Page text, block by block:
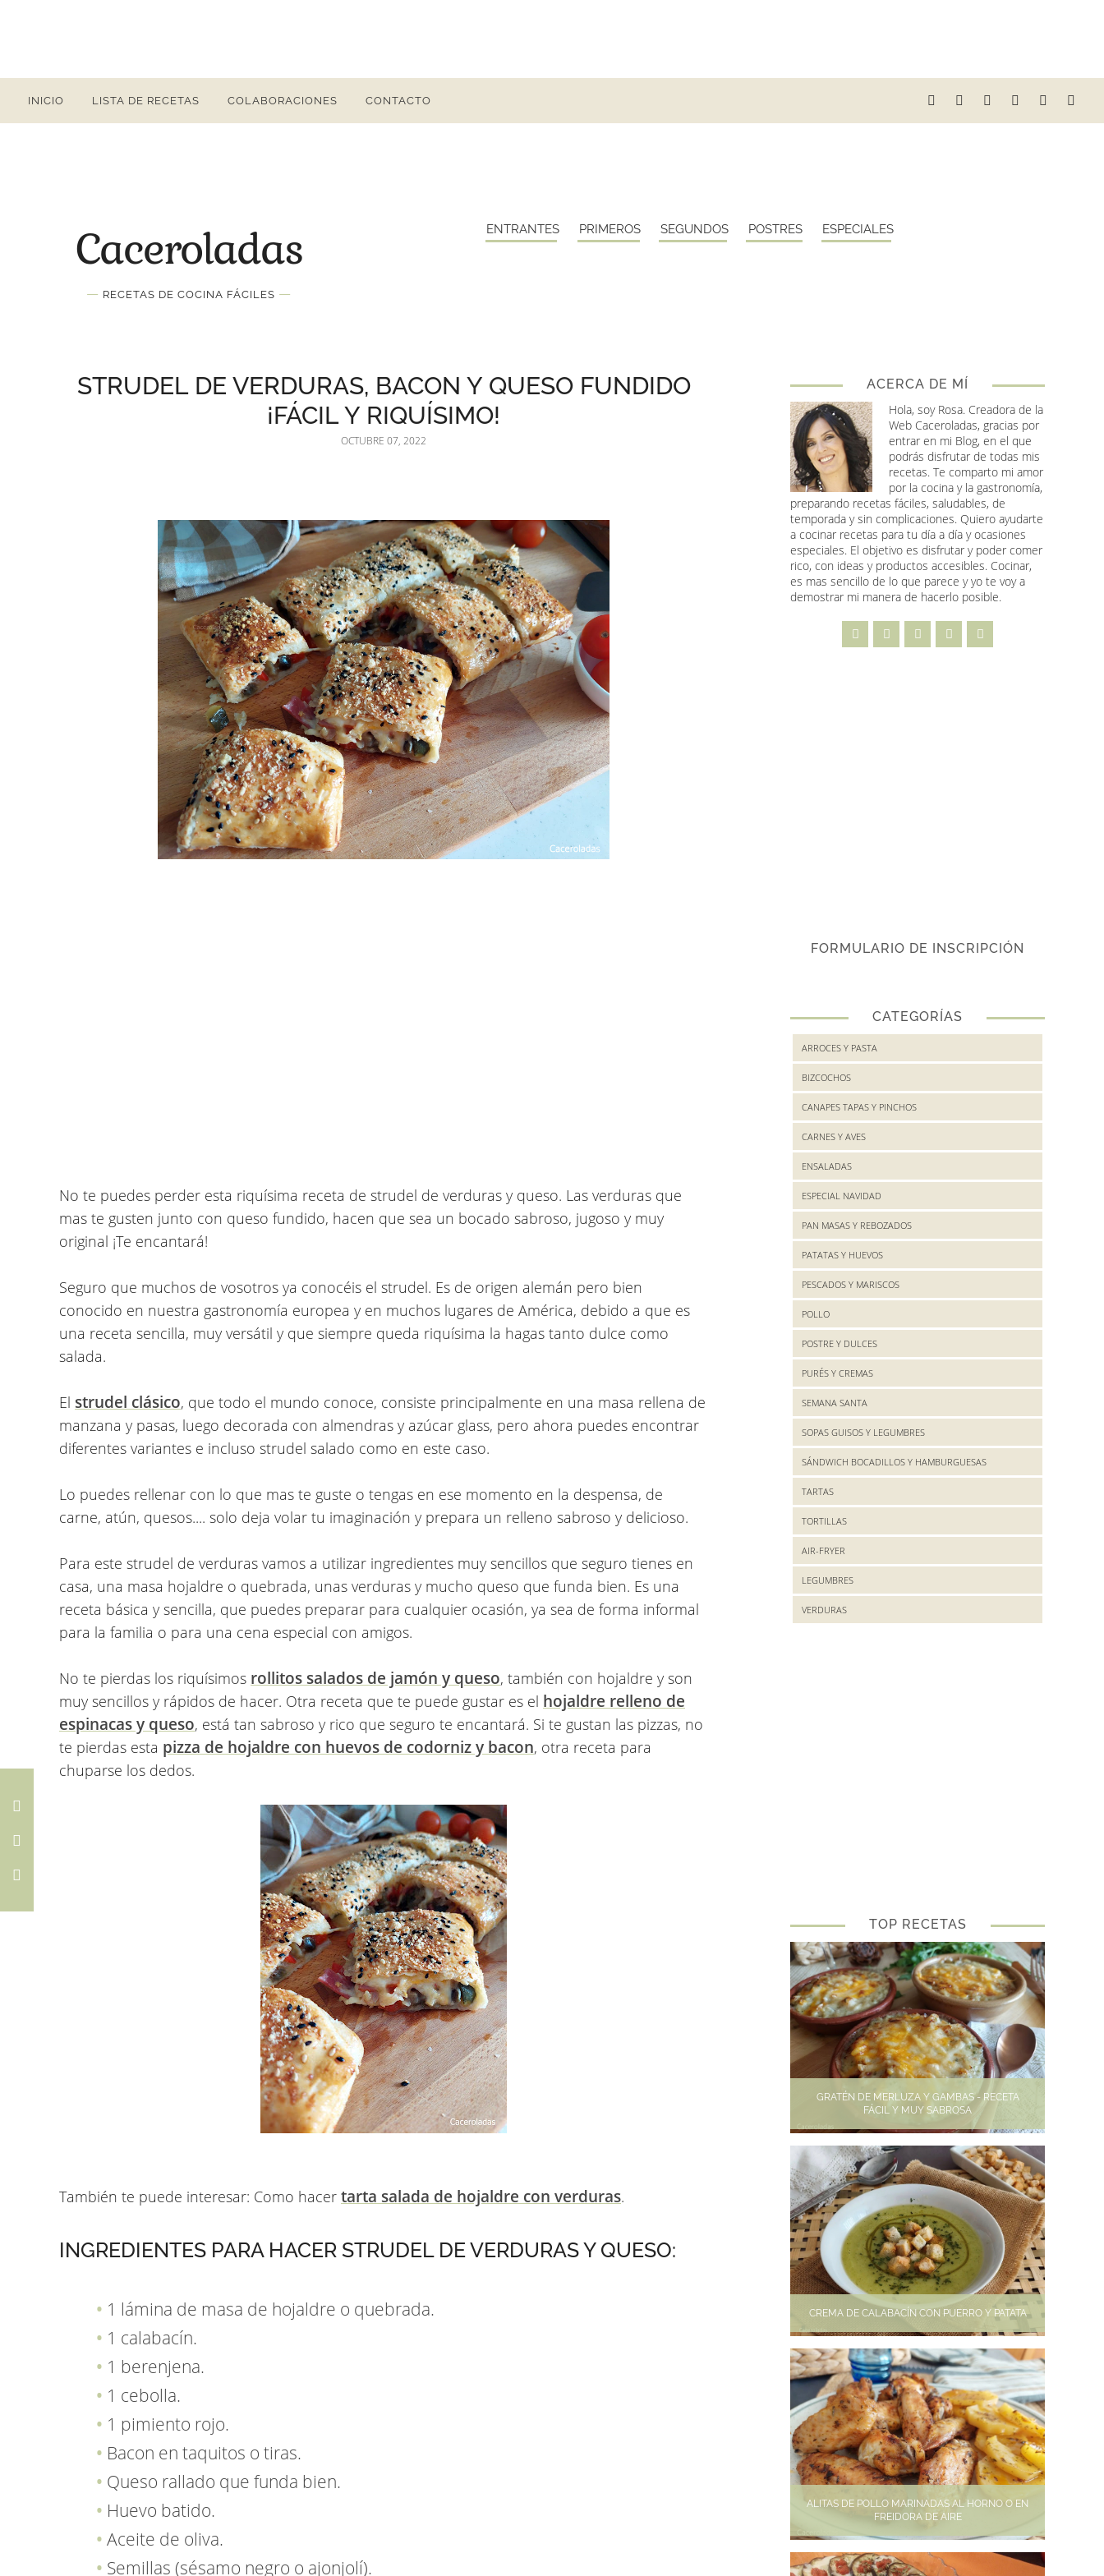
INICIO LISTA DE RECETAS COLABORACIONES CONTACTO
Caceroladas
— RECETAS DE COCINA FÁCILES —
ENTRANTES PRIMEROS SEGUNDOS POSTRES ESPECIALES
STRUDEL DE VERDURAS, BACON Y QUESO FUNDIDO
¡FÁCIL Y RIQUÍSIMO!
OCTUBRE 07, 2022
No te puedes perder esta riquísima receta de strudel de verduras y queso. Las verduras que
mas te gusten junto con queso fundido, hacen que sea un bocado sabroso, jugoso y muy
original ¡Te encantará!
Seguro que muchos de vosotros ya conocéis el strudel. Es de origen alemán pero bien
conocido en nuestra gastronomía europea y en muchos lugares de América, debido a que es
una receta sencilla, muy versátil y que siempre queda riquísima la hagas tanto dulce como
salada.
El strudel clásico, que todo el mundo conoce, consiste principalmente en una masa rellena de
manzana y pasas, luego decorada con almendras y azúcar glass, pero ahora puedes encontrar
diferentes variantes e incluso strudel salado como en este caso.
Lo puedes rellenar con lo que mas te guste o tengas en ese momento en la despensa, de
carne, atún, quesos.... solo deja volar tu imaginación y prepara un relleno sabroso y delicioso.
Para este strudel de verduras vamos a utilizar ingredientes muy sencillos que seguro tienes en
casa, una masa hojaldre o quebrada, unas verduras y mucho queso que funda bien. Es una
receta básica y sencilla, que puedes preparar para cualquier ocasión, ya sea de forma informal
para la familia o para una cena especial con amigos.
No te pierdas los riquísimos rollitos salados de jamón y queso, también con hojaldre y son
muy sencillos y rápidos de hacer. Otra receta que te puede gustar es el hojaldre relleno de
espinacas y queso, está tan sabroso y rico que seguro te encantará. Si te gustan las pizzas, no
te pierdas esta pizza de hojaldre con huevos de codorniz y bacon, otra receta para
chuparse los dedos.
También te puede interesar: Como hacer tarta salada de hojaldre con verduras.
INGREDIENTES PARA HACER STRUDEL DE VERDURAS Y QUESO:
1 lámina de masa de hojaldre o quebrada.
1 calabacín.
1 berenjena.
1 cebolla.
1 pimiento rojo.
Bacon en taquitos o tiras.
Queso rallado que funda bien.
Huevo batido.
Aceite de oliva.
Semillas (sésamo negro o ajonjolí).
ACERCA DE MÍ
Hola, soy Rosa. Creadora de la
Web Caceroladas, gracias por
entrar en mi Blog, en el que
podrás disfrutar de todas mis
recetas. Te comparto mi amor
por la cocina y la gastronomía,
preparando recetas fáciles, saludables, de
temporada y sin complicaciones. Quiero ayudarte
a cocinar recetas para tu día a día y ocasiones
especiales. El objetivo es disfrutar y poder comer
rico, con ideas y productos accesibles. Cocinar,
es mas sencillo de lo que parece y yo te voy a
demostrar mi manera de hacerlo posible.
FORMULARIO DE INSCRIPCIÓN
CATEGORÍAS
ARROCES Y PASTA
BIZCOCHOS
CANAPES TAPAS Y PINCHOS
CARNES Y AVES
ENSALADAS
ESPECIAL NAVIDAD
PAN MASAS Y REBOZADOS
PATATAS Y HUEVOS
PESCADOS Y MARISCOS
POLLO
POSTRE Y DULCES
PURÉS Y CREMAS
SEMANA SANTA
SOPAS GUISOS Y LEGUMBRES
SÁNDWICH BOCADILLOS Y HAMBURGUESAS
TARTAS
TORTILLAS
AIR-FRYER
LEGUMBRES
VERDURAS
TOP RECETAS
GRATÉN DE MERLUZA Y GAMBAS - RECETA
FÁCIL Y MUY SABROSA
CREMA DE CALABACÍN CON PUERRO Y PATATA
ALITAS DE POLLO MARINADAS AL HORNO O EN
FREIDORA DE AIRE